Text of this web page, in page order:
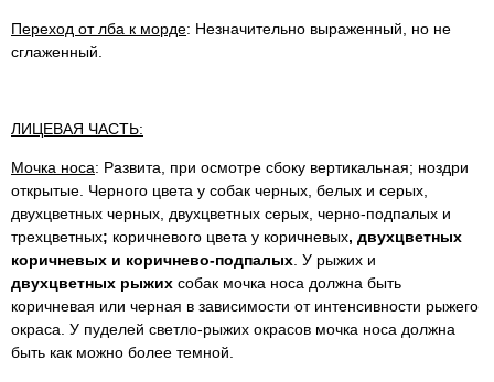
Переход от лба к морде: Незначительно выраженный, но не
сглаженный.
ЛИЦЕВАЯ ЧАСТЬ:
Мочка носа: Развита, при осмотре сбоку вертикальная; ноздри
открытые. Черного цвета у собак черных, белых и серых,
двухцветных черных, двухцветных серых, черно-подпалых и
трехцветных; коричневого цвета у коричневых, двухцветных
коричневых и коричнево-подпалых . У рыжих и
двухцветных рыжих собак мочка носа должна быть
коричневая или черная в зависимости от интенсивности рыжего
окраса. У пуделей светло-рыжих окрасов мочка носа должна
быть как можно более темной.